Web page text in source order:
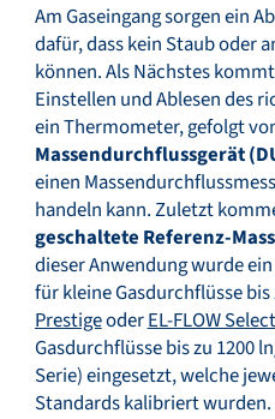
Am Gaseingang sorgen ein
dafür, dass kein Staub oder
können. Als Nächstes
Einstellen und Ablesen des
ein Thermometer, gefolgt
Massendurchflussgerät
einen
handeln kann. Zuletzt
geschaltete Referenz-
dieser Anwendung wurde
für kleine Gasdurchflüsse
PrestigeoderEL-FLOW Select
Gasdurchflüsse bis zu 1200
Serie) eingesetzt, welche
Standards kalibriert wurden.